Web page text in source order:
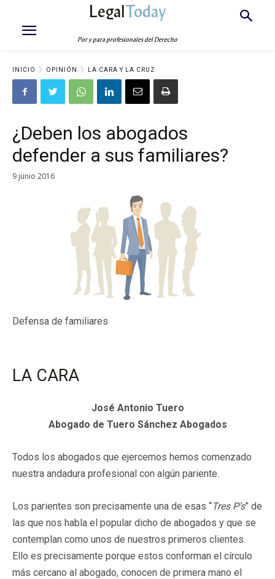
LegalToday
Por y para profesionales del Derecho
INICIO OPINIÓN LA CARA Y LA CRUZ
¿Deben los abogados
defender a sus familiares?
9 junio 2016
Defensa de familiares
LA CARA
José Antonio Tuero
Abogado de Tuero Sánchez Abogados
Todos los abogados que ejercemos hemos comenzado
nuestra andadura profesional con algún pariente.
Los parientes son precisamente una de esas “Tres P’s” de
las que nos habla el popular dicho de abogados y que se
contemplan como unos de nuestros primeros clientes.
Ello es precisamente porque estos conforman el círculo
más cercano al abogado, conocen de primera mano el